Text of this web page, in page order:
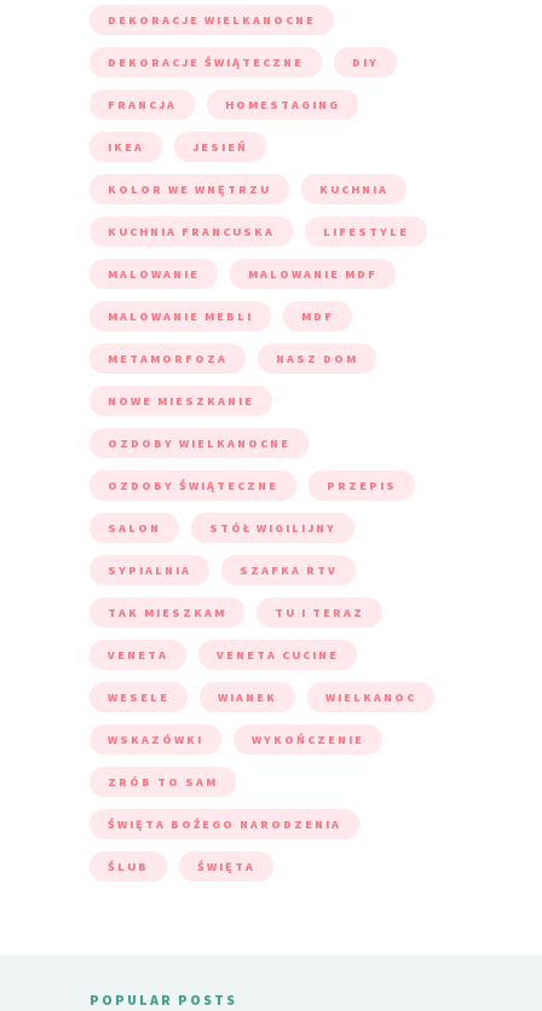
DEKORACJE WIELKANOCNE
DEKORACJE ŚWIĄTECZNE DIY
FRANCJA HOMESTAGING
IKEA JESIEŃ
KOLOR WE WNĘTRZU KUCHNIA
KUCHNIA FRANCUSKA LIFESTYLE
MALOWANIE MALOWANIE MDF
MALOWANIE MEBLI MDF
METAMORFOZA NASZ DOM
NOWE MIESZKANIE
OZDOBY WIELKANOCNE
OZDOBY ŚWIĄTECZNE PRZEPIS
SALON STÓŁ WIGILIJNY
SYPIALNIA SZAFKA RTV
TAK MIESZKAM TU I TERAZ
VENETA VENETA CUCINE
WESELE WIANEK WIELKANOC
WSKAZÓWKI WYKOŃCZENIE
ZRÓB TO SAM
ŚWIĘTA BOŻEGO NARODZENIA
ŚLUB ŚWIĘTA
POPULAR POSTS